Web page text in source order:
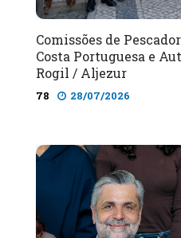
Comissões de
Costa Portuguesa e
Rogil / Aljezur
78 28/07/2026